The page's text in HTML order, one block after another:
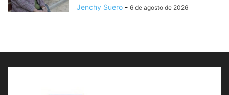
Jenchy Suero - 6 de agosto de 2026